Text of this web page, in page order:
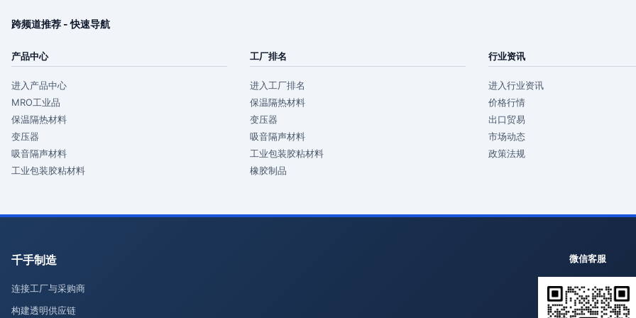
跨频道推荐 - 快速导航
产品中心
进入产品中心
MRO工业品
保温隔热材料
变压器
吸音隔声材料
工业包装胶粘材料
工厂排名
进入工厂排名
保温隔热材料
变压器
吸音隔声材料
工业包装胶粘材料
橡胶制品
行业资讯
进入行业资讯
价格行情
出口贸易
市场动态
政策法规
千手制造
连接工厂与采购商
构建透明供应链
微信客服